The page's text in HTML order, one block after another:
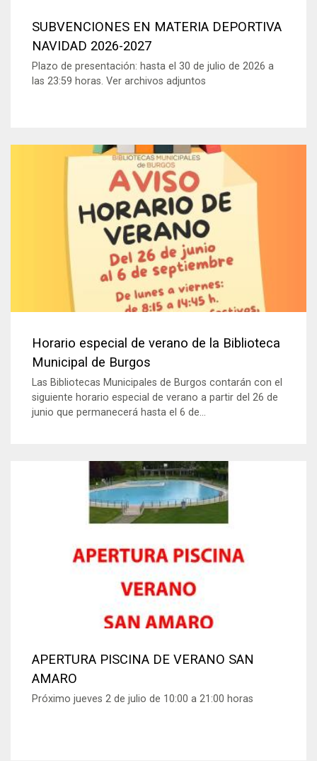
SUBVENCIONES EN MATERIA DEPORTIVA
NAVIDAD 2026-2027
Plazo de presentación: hasta el 30 de julio de 2026 a
las 23:59 horas. Ver archivos adjuntos
Horario especial de verano de la Biblioteca
Municipal de Burgos
Las Bibliotecas Municipales de Burgos contarán con el
siguiente horario especial de verano a partir del 26 de
junio que permanecerá hasta el 6 de...
APERTURA PISCINA DE VERANO SAN
AMARO
Próximo jueves 2 de julio de 10:00 a 21:00 horas